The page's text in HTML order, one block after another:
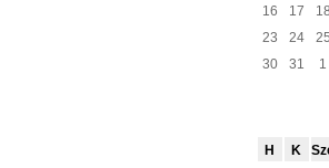
16
17 18
23
24 25
30
31 1
H K